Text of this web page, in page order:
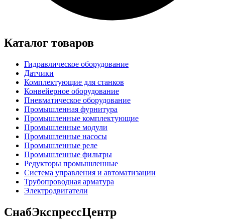
Каталог товаров
Гидравлическое оборудование
Датчики
Комплектующие для станков
Конвейерное оборудование
Пневматическое оборудование
Промышленная фурнитура
Промышленные комплектующие
Промышленные модули
Промышленные насосы
Промышленные реле
Промышленные фильтры
Редукторы промышленные
Система управления и автоматизации
Трубопроводная арматура
Электродвигатели
СнабЭкспрессЦентр